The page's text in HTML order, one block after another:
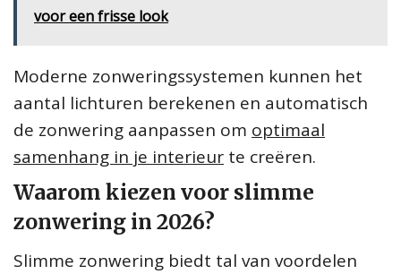
voor een frisse look
Moderne zonweringssystemen kunnen het
aantal lichturen berekenen en automatisch
de zonwering aanpassen om optimaal
samenhang in je interieur te creëren.
Waarom kiezen voor slimme
zonwering in 2026?
Slimme zonwering biedt tal van voordelen